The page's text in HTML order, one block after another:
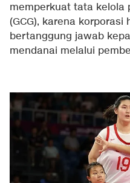
memperkuat tata kelola
(GCG), karena
bertanggung jawab
mendanai melalui